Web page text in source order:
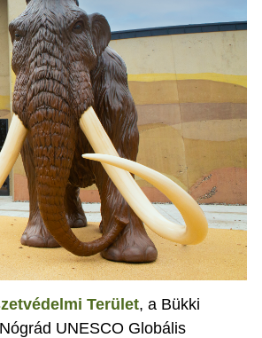
Terület, a Bükki
UNESCO Globális